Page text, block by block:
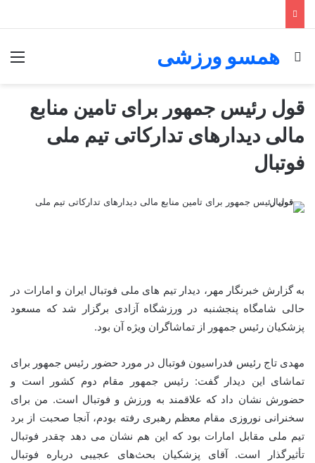
همسو ورزشی
جستجو برای
قول رئیس جمهور برای تامین منابع
مالی دیدارهای تدارکاتی تیم ملی
فوتبال
به گزارش خبرنگار مهر، دیدار تیم های ملی فوتبال ایران و امارات در
حالی شامگاه پنجشنبه در ورزشگاه آزادی برگزار شد که مسعود
پزشکیان رئیس جمهور از تماشاگران ویژه آن بود.
مهدی تاج رئیس فدراسیون فوتبال در مورد حضور رئیس جمهور برای
تماشای این دیدار گفت: رئیس جمهور مقام دوم کشور است و
حضورش نشان داد که علاقمند به ورزش و فوتبال است. من برای
سخنرانی نوروزی مقام معظم رهبری رفته بودم، آنجا صحبت از برد
تیم ملی مقابل امارات بود که این هم نشان می دهد چقدر فوتبال
تأثیرگذار است. آقای پزشکیان بحث‌های عجیبی درباره فوتبال